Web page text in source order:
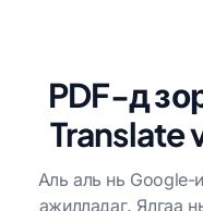
PDF-д
Translate
Аль аль нь Google-
ажилладаг. Ялгаа